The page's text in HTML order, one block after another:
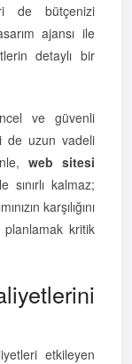
de bütçenizi
ajansı ile
detaylı bir
ve güvenli
de uzun vadeli
web sitesi
sınırlı kalmaz;
karşılığını
kritik
etkileyen